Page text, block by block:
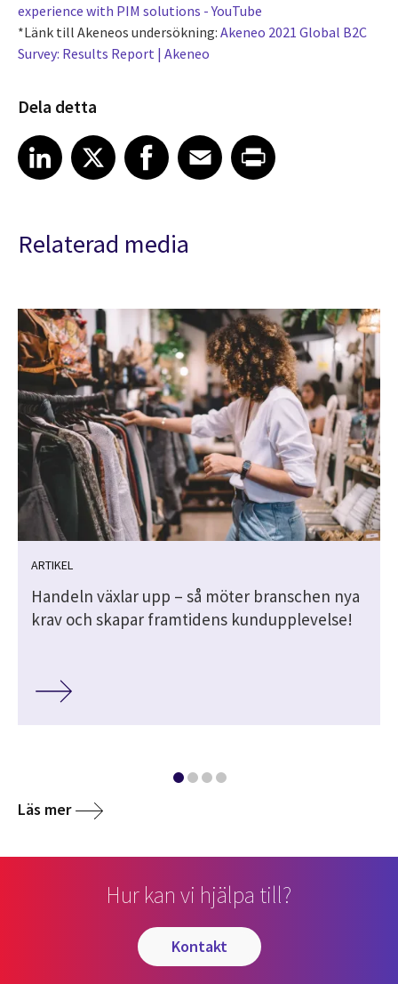
experience with PIM solutions - YouTube
*Länk till Akeneos undersökning: Akeneo 2021 Global B2C
Survey: Results Report | Akeneo
Dela detta
Share article on LinkedIn
LinkedIn
Share article on XShare article on Facebook
Facebook
Share article on Email
EmailShare article on Print
Relaterad media
ARTIKEL
Handeln växlar upp – så möter branschen nya
krav och skapar framtidens kundupplevelse!
Läs mer
Hur kan vi hjälpa till?
kontakt